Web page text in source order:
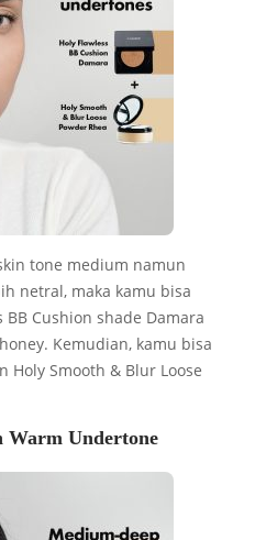
tone medium namun
netral, maka kamu bisa
Cushion shade Damara
Kemudian, kamu bisa
Holy Smooth & Blur Loose
Warm Undertone